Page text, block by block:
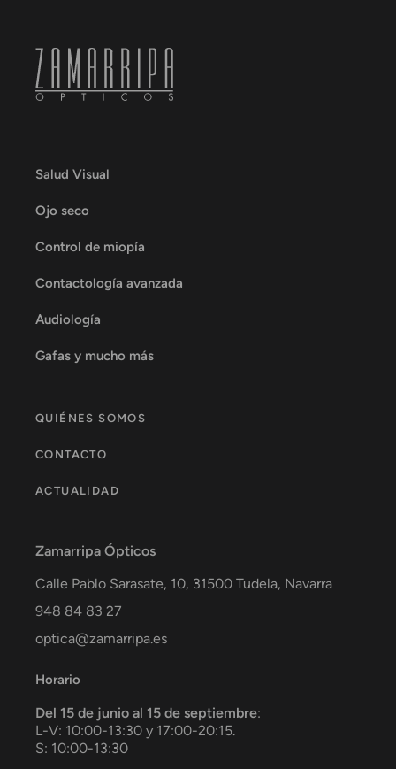
Salud Visual
Ojo seco
Control de miopía
Contactología avanzada
Audiología
Gafas y mucho más
QUIÉNES SOMOS
CONTACTO
ACTUALIDAD
Zamarripa Ópticos
Calle Pablo Sarasate, 10, 31500 Tudela, Navarra
948 84 83 27
optica@zamarripa.es
Horario
Del 15 de junio al 15 de septiembre:
L-V: 10:00-13:30 y 17:00-20:15.
S: 10:00-13:30